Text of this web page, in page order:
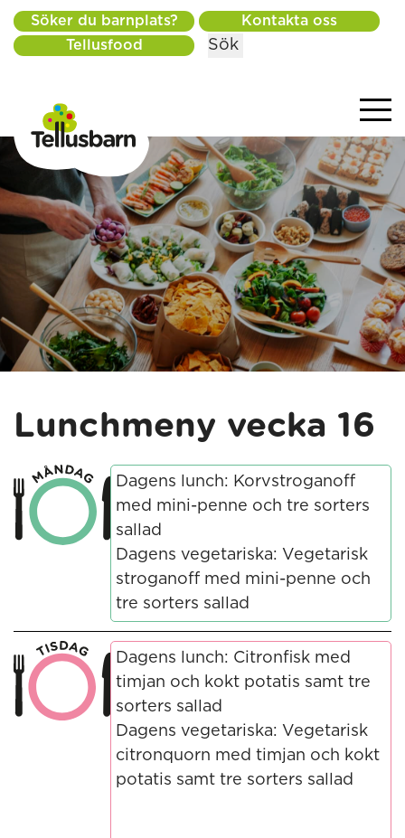
Söker du barnplats?
Kontakta oss
Tellusfood
Sök
Lunchmeny vecka 16
Dagens lunch: Korvstroganoff
med mini-penne och tre sorters
sallad
Dagens vegetariska: Vegetarisk
stroganoff med mini-penne och
tre sorters sallad
Dagens lunch: Citronfisk med
timjan och kokt potatis samt tre
sorters sallad
Dagens vegetariska: Vegetarisk
citronquorn med timjan och kokt
potatis samt tre sorters sallad